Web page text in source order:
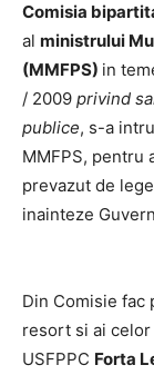
Comisia
al ministrului
(MMFPS) in
/ 2009 privind
publice, s-a
MMFPS, pentru
prevazut de
inainteze
Din Comisie
resort si ai
USFPPC Forta